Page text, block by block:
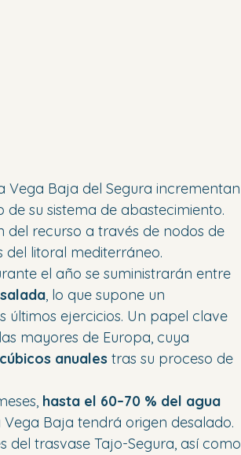
Vega Baja del Segura incrementan
su sistema de abastecimiento.
del recurso a través de nodos de
litoral mediterráneo.
el año se suministrarán entre
, lo que supone un
últimos ejercicios. Un papel clave
mayores de Europa, cuya
anuales tras su proceso de
hasta el 60–70 % del agua
Baja tendrá origen desalado.
trasvase Tajo-Segura, así como